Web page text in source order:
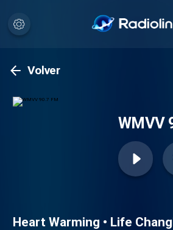
Volver
WMVV
Heart Warming • Life